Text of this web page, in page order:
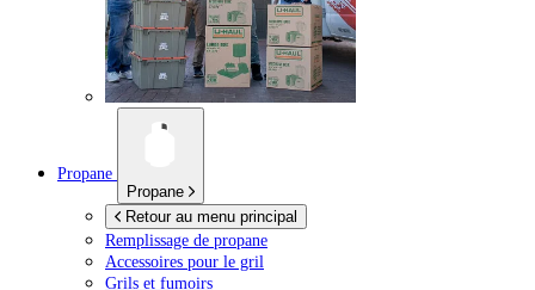
Propane
Propane
Retour au menu principal
Remplissage de propane
Accessoires pour le gril
Grils et fumoirs